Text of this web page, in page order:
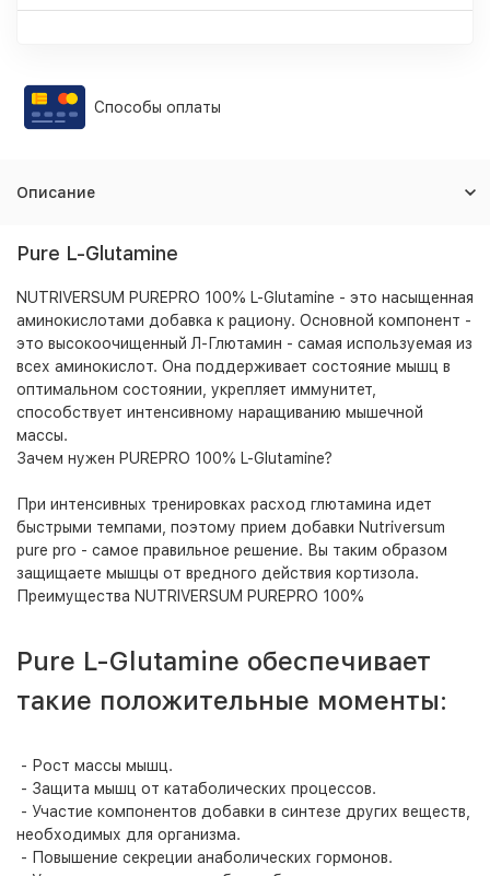
Способы оплаты
Описание
Pure L-Glutamine
NUTRIVERSUM PUREPRO 100% L-Glutamine - это насыщенная
аминокислотами добавка к рациону. Основной компонент -
это высокоочищенный Л-Глютамин - самая используемая из
всех аминокислот. Она поддерживает состояние мышц в
оптимальном состоянии, укрепляет иммунитет,
способствует интенсивному наращиванию мышечной
массы.
Зачем нужен PUREPRO 100% L-Glutamine?
При интенсивных тренировках расход глютамина идет
быстрыми темпами, поэтому прием добавки Nutriversum
pure pro - самое правильное решение. Вы таким образом
защищаете мышцы от вредного действия кортизола.
Преимущества NUTRIVERSUM PUREPRO 100%
Pure L-Glutamine обеспечивает
такие положительные моменты:
- Рост массы мышц.
- Защита мышц от катаболических процессов.
- Участие компонентов добавки в синтезе других веществ,
необходимых для организма.
- Повышение секреции анаболических гормонов.